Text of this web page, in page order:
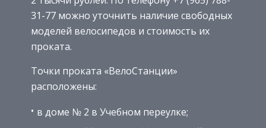
31-77 можно уточнить наличие свободных
моделей велосипедов и стоимость их
проката.
Точки проката «ВелоСтанции»
расположены:
в доме № 2 в Учебном переулке;